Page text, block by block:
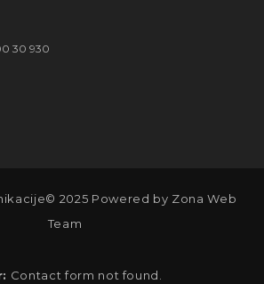
30 930
2025 Powered by Zona Web
Team
Contact form not found.